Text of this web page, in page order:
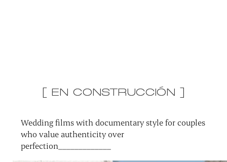
[ EN CONSTRUCCIÓN ]
Wedding films with documentary style for couples
who value authenticity over
perfection_____________